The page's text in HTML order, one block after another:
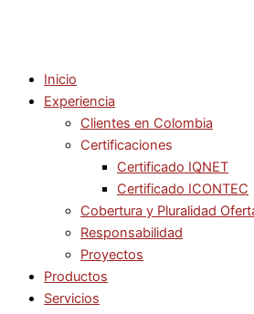
Inicio
Experiencia
Clientes en Colombia
Certificaciones
Certificado IQNET
Certificado ICONTEC
Cobertura y Pluralidad
Responsabilidad
Proyectos
Productos
Servicios